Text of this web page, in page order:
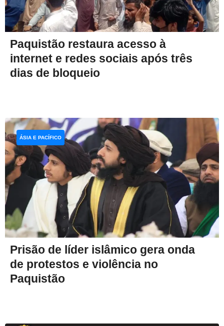
Paquistão restaura acesso à
internet e redes sociais após três
dias de bloqueio
Prisão de líder islâmico gera onda
de protestos e violência no
Paquistão
ÁSIA E PACÍFICO